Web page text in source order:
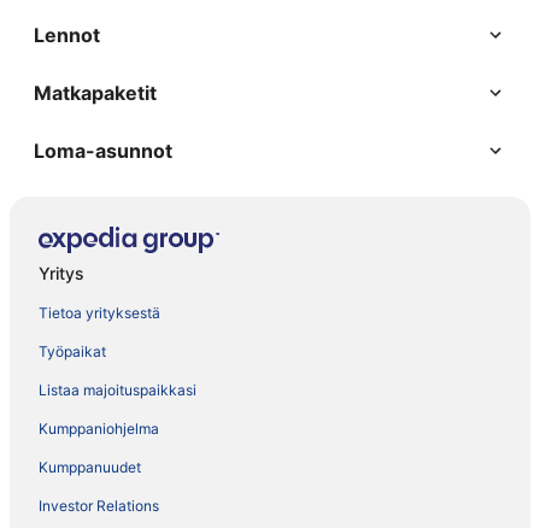
Lennot
Matkapaketit
Loma-asunnot
Yritys
Tietoa yrityksestä
Työpaikat
Listaa majoituspaikkasi
Kumppaniohjelma
Kumppanuudet
Investor Relations